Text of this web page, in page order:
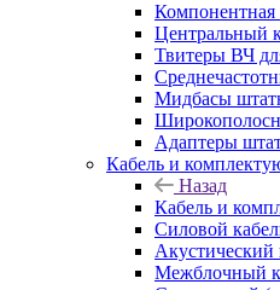
Компонентная
Центральный
Твитеры ВЧ
Мидбасы
Адаптеры
Кабель и
Назад
Кабель и
Силовой
Акустический
Межблочный